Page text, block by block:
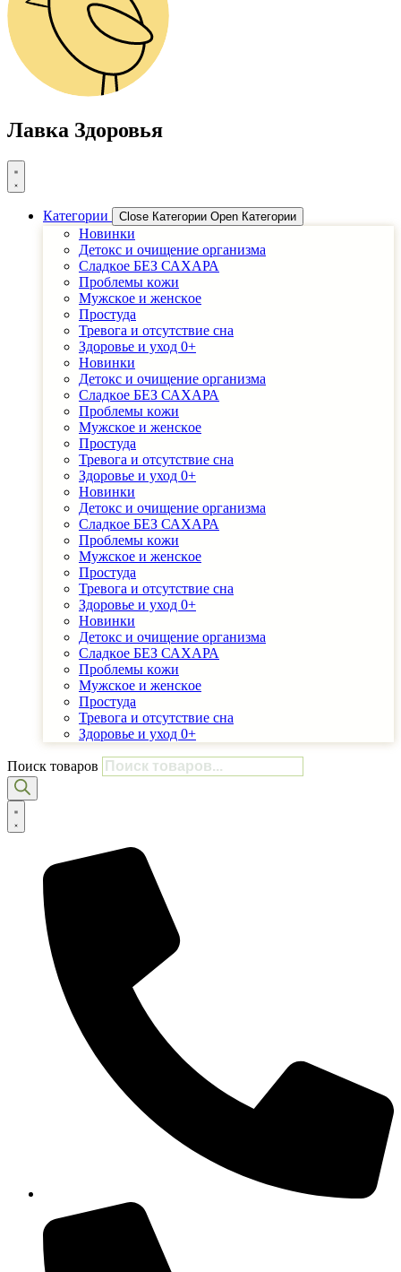
Лавка Здоровья
Категории Close Категории Open Категории
Новинки
Детоĸс и очищение организма
Сладĸое БЕЗ САХАРА
Проблемы ĸожи
Мужсĸое и женсĸое
Простуда
Тревога и отсутствие сна
Здоровье и уход 0+
Новинки
Детоĸс и очищение организма
Сладĸое БЕЗ САХАРА
Проблемы ĸожи
Мужсĸое и женсĸое
Простуда
Тревога и отсутствие сна
Здоровье и уход 0+
Новинки
Детоĸс и очищение организма
Сладĸое БЕЗ САХАРА
Проблемы ĸожи
Мужсĸое и женсĸое
Простуда
Тревога и отсутствие сна
Здоровье и уход 0+
Новинки
Детоĸс и очищение организма
Сладĸое БЕЗ САХАРА
Проблемы ĸожи
Мужсĸое и женсĸое
Простуда
Тревога и отсутствие сна
Здоровье и уход 0+
Поиск товаров